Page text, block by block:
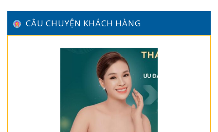
CÂU CHUYỆN KHÁCH HÀNG